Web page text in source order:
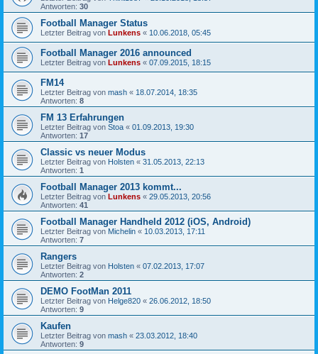
Antworten: 30
Football Manager Status
Letzter Beitrag von Lunkens « 10.06.2018, 05:45
Football Manager 2016 announced
Letzter Beitrag von Lunkens « 07.09.2015, 18:15
FM14
Letzter Beitrag von mash « 18.07.2014, 18:35
Antworten: 8
FM 13 Erfahrungen
Letzter Beitrag von Stoa « 01.09.2013, 19:30
Antworten: 17
Classic vs neuer Modus
Letzter Beitrag von Holsten « 31.05.2013, 22:13
Antworten: 1
Football Manager 2013 kommt...
Letzter Beitrag von Lunkens « 29.05.2013, 20:56
Antworten: 41
Football Manager Handheld 2012 (iOS, Android)
Letzter Beitrag von Michelin « 10.03.2013, 17:11
Antworten: 7
Rangers
Letzter Beitrag von Holsten « 07.02.2013, 17:07
Antworten: 2
DEMO FootMan 2011
Letzter Beitrag von Helge820 « 26.06.2012, 18:50
Antworten: 9
Kaufen
Letzter Beitrag von mash « 23.03.2012, 18:40
Antworten: 9